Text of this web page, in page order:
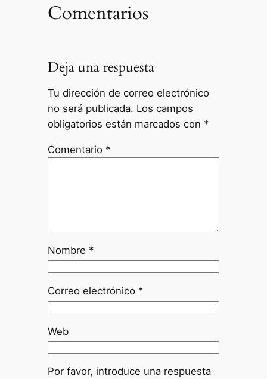
Comentarios
Deja una respuesta
Tu dirección de correo electrónico
no será publicada. Los campos
obligatorios están marcados con *
Comentario *
Nombre *
Correo electrónico *
Web
Por favor, introduce una respuesta